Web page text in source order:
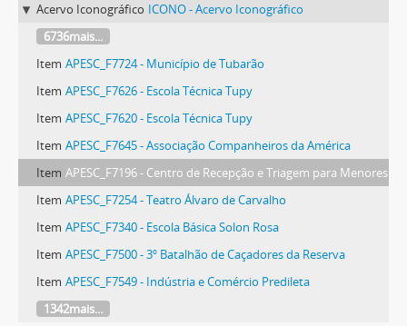
Acervo Iconográfico ICONO - Acervo Iconográfico
6736mais...
Item APESC_F7724 - Município de Tubarão
Item APESC_F7626 - Escola Técnica Tupy
Item APESC_F7620 - Escola Técnica Tupy
Item APESC_F7645 - Associação Companheiros da América
Item APESC_F7196 - Centro de Recepção e Triagem para Menores
Item APESC_F7254 - Teatro Álvaro de Carvalho
Item APESC_F7340 - Escola Básica Solon Rosa
Item APESC_F7500 - 3º Batalhão de Caçadores da Reserva
Item APESC_F7549 - Indústria e Comércio Predileta
1342mais...